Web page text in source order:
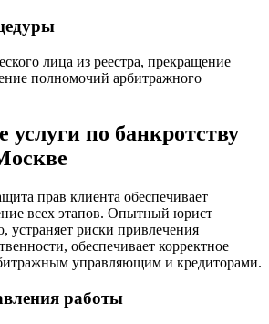
лица из реестра, прекращение
полномочий арбитражного
по банкротству
прав клиента обеспечивает
всех этапов. Опытный юрист
устраняет риски привлечения
обеспечивает корректное
управляющим и кредиторами.
работы